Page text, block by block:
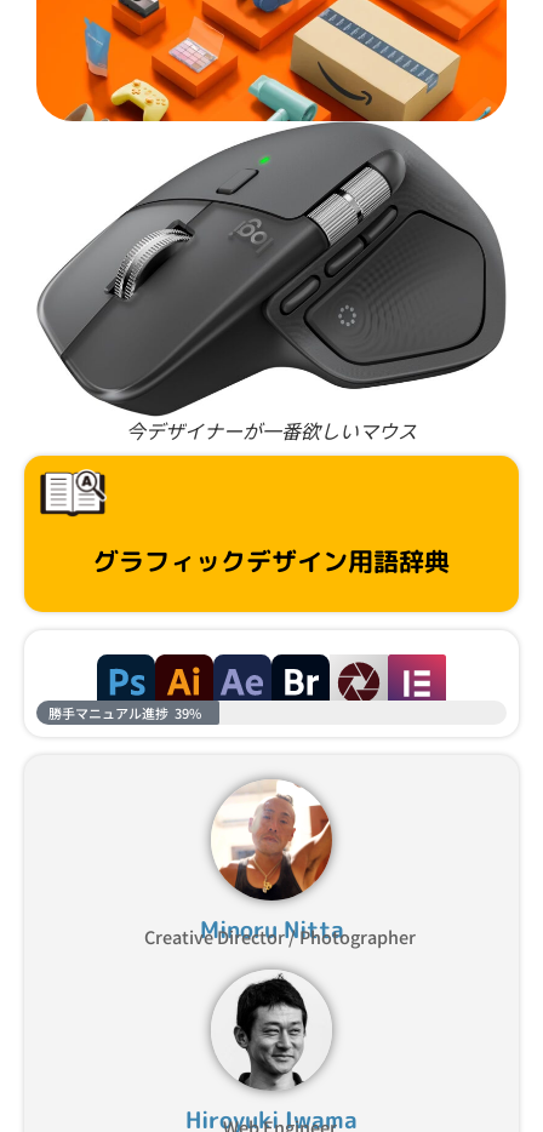
今デザイナーが一番欲しいマウス
グラフィックデザイン用語辞典
勝手マニュアル進捗 39%
Minoru Nitta
Creative Director / Photographer
Hiroyuki Iwama
Web Engineer